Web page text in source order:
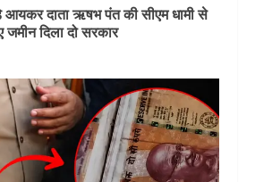
दाता ऋषभ पंत की सीएम धामी से
दिला दो सरकार